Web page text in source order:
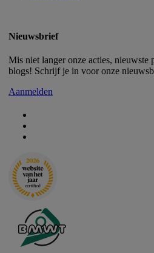
Nieuwsbrief
Mis niet langer onze acties, nieuwste
blogs! Schrijf je in voor onze
Aanmelden